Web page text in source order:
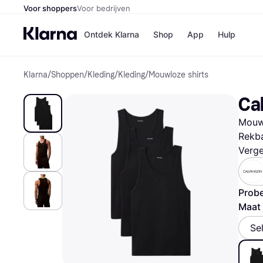
Voor shoppersVoor bedrijven
Ontdek Klarna Shop
Bol
H&M
App Hulp
Klarna/Shoppen/Kleding/Kleding/Mouwloze shirts